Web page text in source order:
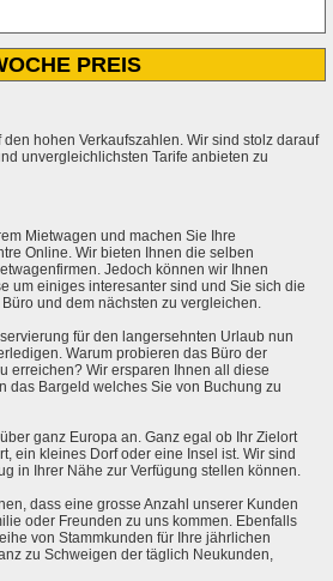
PREIS
hohen Verkaufszahlen. Wir sind stolz darauf
unvergleichlichsten Tarife anbieten zu
Mietwagen und machen Sie Ihre
Online. Wir bieten Ihnen die selben
Jedoch können wir Ihnen
um einiges interesanter sind und Sie sich die
und dem nächsten zu vergleichen.
für den langersehnten Urlaub nun
Warum probieren das Büro der
erreichen? Wir ersparen Ihnen all diese
das Bargeld welches Sie von Buchung zu
ganz Europa an. Ganz egal ob Ihr Zielort
ein kleines Dorf oder eine Insel ist. Wir sind
in Ihrer Nähe zur Verfügung stellen können.
dass eine grosse Anzahl unserer Kunden
oder Freunden zu uns kommen. Ebenfalls
von Stammkunden für Ihre jährlichen
zu Schweigen der täglich Neukunden,